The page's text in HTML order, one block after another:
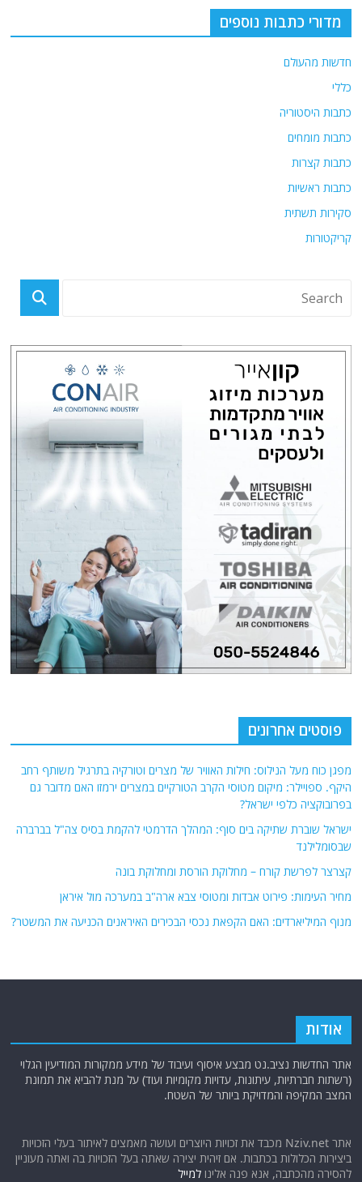
מדורי כתבות נוספים
חדשות מהעולם
כללי
כתבות היסטוריה
כתבות מומחים
כתבות קצרות
כתבות ראשיות
סקירות תשתית
קריקטורות
פוסטים אחרונים
מפגן כוח מעל הנילוס: חילות האוויר של מצרים וטורקיה בתרגיל משותף רחב
היקף. ספויילר: מיקום מטוסי הקרב הטורקיים במצרים ירמזו האם מדובר גם
בפרובוקציה כלפי ישראל?
ישראל שוברת שתיקה בים סוף: המהלך הדרמטי להקמת בסיס צה"ל בברברה
שבסומלילנד
קצרצר לפרשת קורח – מחלוקת הורסת ומחלוקת בונה
מחיר העימות: פירוט אבדות ומטוסי צבא ארה"ב במערכה מול איראן
מנוף המיליארדים: האם הקפאת נכסי הבכירים האיראנים הכניעה את המשטר?
אודות
אתר החדשות נציב.נט מבצע איסוף ועיבוד של מידע ממקורות המודיעין הגלוי
(רשתות חברתיות, עיתונות, עדויות מקומיות ועוד) על מנת להביא את תמונת
המצב המקיפה והמדויקת ביותר של השטח.
אתר Nziv.net מכבד את זכויות היוצרים ועושה מאמצים לאיתור בעלי הזכויות
ביצירות הכלולות בכתבות. אם זיהית יצירה שאתה בעל הזכויות בה ואתה מעוניין
להסירה מהכתבה, אנא פנה אלינולמייל